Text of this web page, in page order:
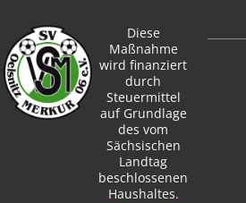
Diese
Maßnahme
wird finanziert
durch
Steuermittel
auf Grundlage
des vom
Sächsischen
Landtag
beschlossenen
Haushaltes.